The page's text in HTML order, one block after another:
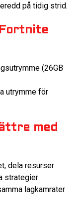
på tidig strid.
(26GB
utrymme för
med
dela resurser
strategier
lagkamrater